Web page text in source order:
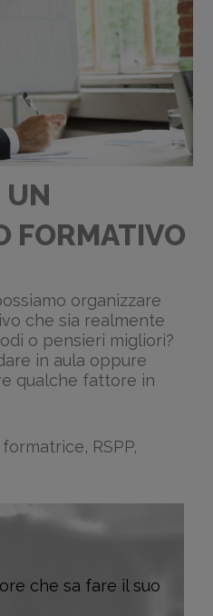
UN
FORMATIVO
organizzare
che sia realmente
o pensieri migliori?
in aula oppure
qualche fattore in
RSPP,
che sa fare il suo